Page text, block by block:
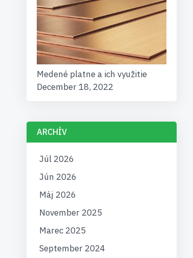
Medené platne a ich využitie
December 18, 2022
ARCHÍV
Júl 2026
Jún 2026
Máj 2026
November 2025
Marec 2025
September 2024